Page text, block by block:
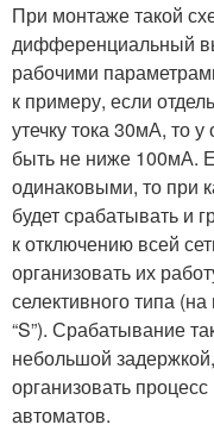
При монтаже такой
дифференциальный
рабочими
к примеру, если
утечку тока 30мА, то
быть не ниже 100мА.
одинаковыми, то при
будет срабатывать и
к отключению всей
организовать их
селективного типа
“S”). Срабатывание
небольшой
организовать
автоматов.